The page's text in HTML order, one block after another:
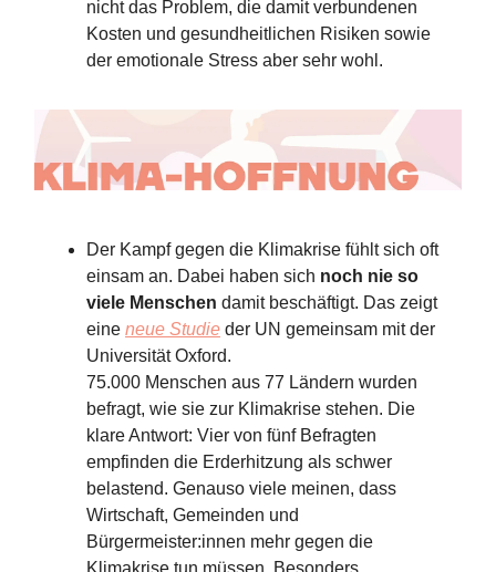
nicht das Problem, die damit verbundenen
Kosten und gesundheitlichen Risiken sowie
der emotionale Stress aber sehr wohl.
Der Kampf gegen die Klimakrise fühlt sich oft
einsam an. Dabei haben sich noch nie so
viele Menschen damit beschäftigt. Das zeigt
eine neue Studie der UN gemeinsam mit der
Universität Oxford.
75.000 Menschen aus 77 Ländern wurden
befragt, wie sie zur Klimakrise stehen. Die
klare Antwort: Vier von fünf Befragten
empfinden die Erderhitzung als schwer
belastend. Genauso viele meinen, dass
Wirtschaft, Gemeinden und
Bürgermeister:innen mehr gegen die
Klimakrise tun müssen. Besonders